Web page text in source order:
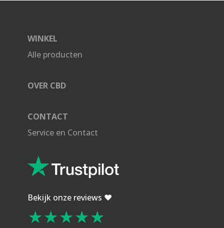
WINKEL
Alle producten
OVER CBD
CONTACT
Service en Contact
Bekijk onze reviews ❤️
★★★★★